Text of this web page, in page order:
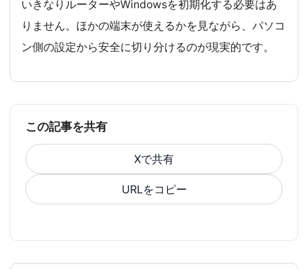
いきなりルーターやWindowsを初期化する必要はあ
りません。ほかの端末が使えるかを見ながら、パソコ
ン側の設定から安全に切り分けるのが現実的です。
この記事を共有
Xで共有
URLをコピー